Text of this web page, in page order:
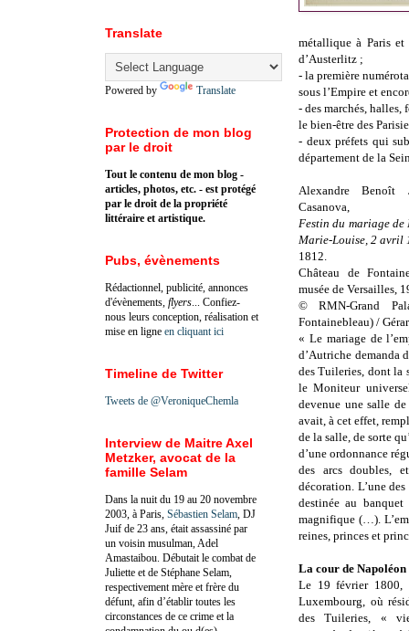
métallique à Paris
d’Austerlitz ;
- la première
sous l’Empire et
- des marchés,
le bien-être des
- deux préfets qui
département de la
Alexandre Benoît
Casanova,
Festin du mariage de
Marie-Louise, 2 avril
1812.
Château de
musée de Versailles,
© RMN-Grand
Fontainebleau) /
« Le mariage de
d’Autriche demanda
des Tuileries, dont la
le Moniteur
devenue une salle
avait, à cet effet,
de la salle, de sorte
d’une ordonnance
des arcs doubles,
décoration. L’une
destinée au
magnifique (…).
reines, princes et
La cour de
Le 19 février 1800,
Luxembourg, où
des Tuileries, «
Translate
Powered by Translate
Protection de mon blog
par le droit
Tout le contenu de mon blog -
articles, photos, etc. - est protégé
par le droit de la propriété
littéraire et artistique.
Pubs, évènements
Rédactionnel, publicité, annonces
d'évènements, flyers ... Confiez-
nous leurs conception, réalisation et
mise en ligne en cliquant ici
Timeline de Twitter
Tweets de @VeroniqueChemla
Interview de Maitre Axel
Metzker, avocat de la
famille Selam
Dans la nuit du 19 au 20 novembre
2003, à Paris, Sébastien Selam , DJ
Juif de 23 ans, était assassiné par
un voisin musulman, Adel
Amastaibou. Débutait le combat de
Juliette et de Stéphane Selam,
respectivement mère et frère du
défunt, afin d’établir toutes les
circonstances de ce crime et la